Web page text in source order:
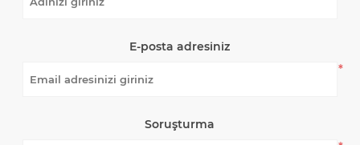
E-posta adresiniz
*
Soruşturma